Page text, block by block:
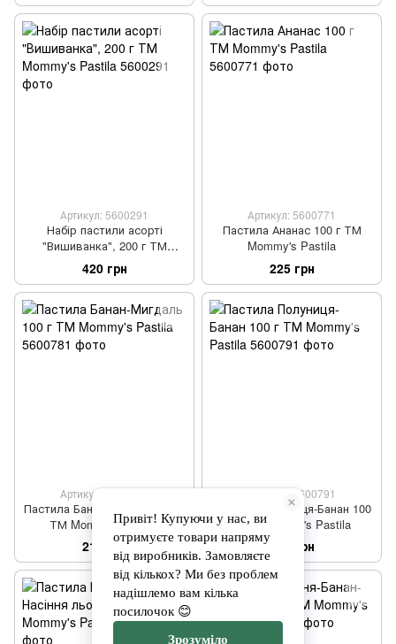
Артикул: 5600291
Набір пастили асорті
"Вишиванка", 200 г ТМ
Mommy's Pastila
420 грн
Артикул: 5600771
Пастила Ананас 100 г ТМ
Mommy's Pastila
225 грн
Артикул: 5600781
Пастила Банан-Мигдаль 100 г
ТМ Mommy's Pastila
210 грн
Артикул: 5600791
Пастила Полуниця-Банан 100
г ТМ Mommy's Pastila
210 грн